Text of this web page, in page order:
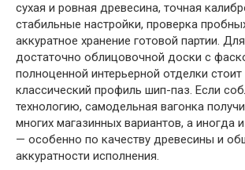
сухая и ровная древесина, точная
стабильные настройки, проверка
аккуратное хранение готовой партии.
достаточно облицовочной доски с
полноценной интерьерной отделки стоит
классический профиль шип-паз. Если
технологию, самодельная вагонка
многих магазинных вариантов, а иногда
— особенно по качеству древесины и
аккуратности исполнения.